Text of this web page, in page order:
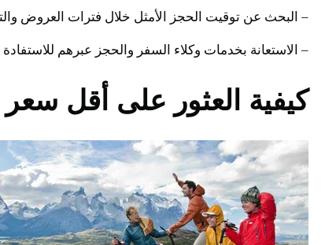
– البحث عن توقيت الحجز الأمثل خلال فترات العروض
– الاستعانة بخدمات وكلاء السفر والحجز عبرهم
كيفية العثور على أقل